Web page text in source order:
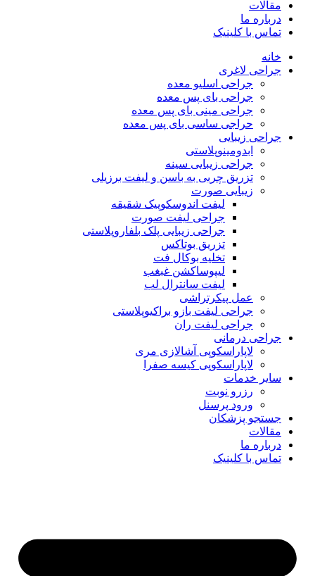
مقالات
درباره ما
تماس با کلینیک
خانه
جراحی لاغری
جراحی اسلیو معده
جراحی بای پس معده
جراحی مینی بای پس معده
حراجی ساسی بای پس معده
جراحی زیبایی
ابدومینوپلاستی
جراحی زیبایی سینه
تزریق چربی به باسن و لیفت برزیلی
زیبایی صورت
لیفت اندوسکوپیک شقیقه
جراحی لیفت صورت
جراحی زیبایی پلک بلفاروپلاستی
تزریق بوتاکس
تخلیه بوکال فت
لیپوساکشن غبغب
لیفت سانترال لب
عمل پیکرتراشی
جراحی لیفت بازو براکیوپلاستی
جراحی لیفت ران
جراحی درمانی
لاپاراسکوپی آشالازی مری
لاپاراسکوپی کیسه صفرا
سایر خدمات
رزرو نوبت
ورود پرسنل
جستجو پزشکان
مقالات
درباره ما
تماس با کلینیک